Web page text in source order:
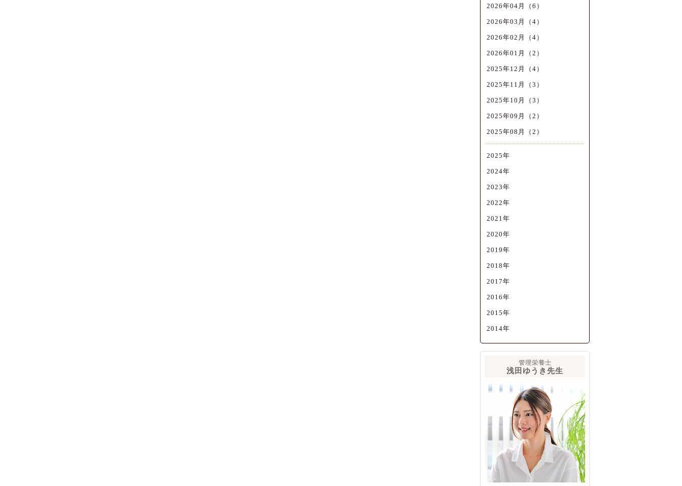
2026年04月（6）
2026年03月（4）
2026年02月（4）
2026年01月（2）
2025年12月（4）
2025年11月（3）
2025年10月（3）
2025年09月（2）
2025年08月（2）
2025年
2024年
2023年
2022年
2021年
2020年
2019年
2018年
2017年
2016年
2015年
2014年
管理栄養士
浅田ゆうき先生